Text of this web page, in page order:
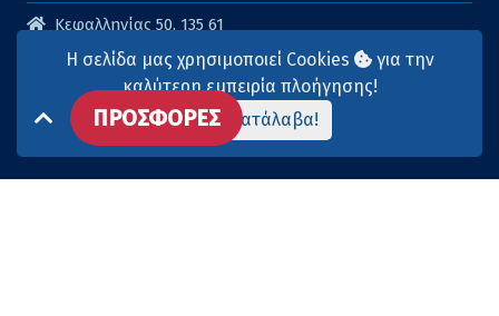
Κεφαλληνίας 50, 135 61
Άγιοι Ανάργυροι
210 2614316
210 2615904
info@aqua-marina.gr
ΠΡΟΣΦΟΡΕΣ
Η σελίδα μας χρησιμοποιεί Cookies
για την
καλύτερη εμπειρία πλοήγησης!
Το κατάλαβα!